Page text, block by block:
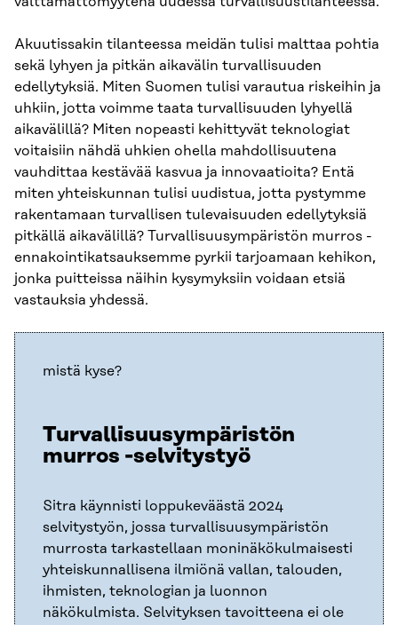
Akuutissakin tilanteessa meidän tulisi malttaa pohtia
sekä lyhyen ja pitkän aikavälin turvallisuuden
edellytyksiä. Miten Suomen tulisi varautua riskeihin ja
uhkiin, jotta voimme taata turvallisuuden lyhyellä
aikavälillä? Miten nopeasti kehittyvät teknologiat
voitaisiin nähdä uhkien ohella mahdollisuutena
vauhdittaa kestävää kasvua ja innovaatioita? Entä
miten yhteiskunnan tulisi uudistua, jotta pystymme
rakentamaan turvallisen tulevaisuuden edellytyksiä
pitkällä aikavälillä? Turvallisuusympäristön murros -
ennakointikatsauksemme pyrkii tarjoamaan kehikon,
jonka puitteissa näihin kysymyksiin voidaan etsiä
vastauksia yhdessä.
mistä kyse?
Turvallisuusympäristön
murros -selvitystyö
Sitra käynnisti loppukeväästä 2024
selvitystyön, jossa turvallisuusympäristön
murrosta tarkastellaan moninäkökulmaisesti
yhteiskunnallisena ilmiönä vallan, talouden,
ihmisten, teknologian ja luonnon
näkökulmista. Selvityksen tavoitteena ei ole